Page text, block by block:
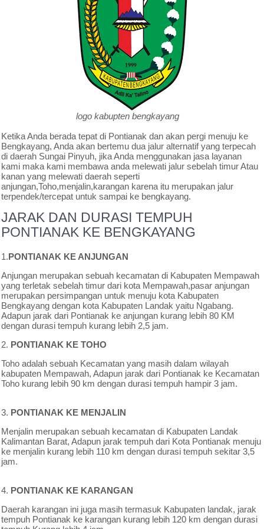
logo kabupten bengkayang
Ketika Anda berada tepat di Pontianak dan akan pergi menuju ke
Bengkayang, Anda akan bertemu dua jalur alternatif yang terpecah
di daerah Sungai Pinyuh, jika Anda menggunakan jasa layanan
kami maka kami membawa anda melewati jalur sebelah timur Atau
kanan yang melewati daerah seperti
anjungan,Toho,menjalin,karangan karena itu merupakan jalur
terpendek/tercepat untuk sampai ke bengkayang.
JARAK DAN DURASI TEMPUH
PONTIANAK KE BENGKAYANG
1.PONTIANAK KE ANJUNGAN
Anjungan merupakan sebuah kecamatan di Kabupaten Mempawah
yang terletak sebelah timur dari kota Mempawah,pasar anjungan
merupakan persimpangan untuk menuju kota Kabupaten
Bengkayang dengan kota Kabupaten Landak yaitu Ngabang.
Adapun jarak dari Pontianak ke anjungan kurang lebih 80 KM
dengan durasi tempuh kurang lebih 2,5 jam.
2. PONTIANAK KE TOHO
Toho adalah sebuah Kecamatan yang masih dalam wilayah
kabupaten Mempawah, Adapun jarak dari Pontianak ke Kecamatan
Toho kurang lebih 90 km dengan durasi tempuh hampir 3 jam.
3. PONTIANAK KE MENJALIN
Menjalin merupakan sebuah kecamatan di Kabupaten Landak
Kalimantan Barat, Adapun jarak tempuh dari Kota Pontianak menuju
ke menjalin kurang lebih 110 km dengan durasi tempuh sekitar 3,5
jam.
4. PONTIANAK KE KARANGAN
Daerah karangan ini juga masih termasuk Kabupaten landak, jarak
tempuh Pontianak ke karangan kurang lebih 120 km dengan durasi